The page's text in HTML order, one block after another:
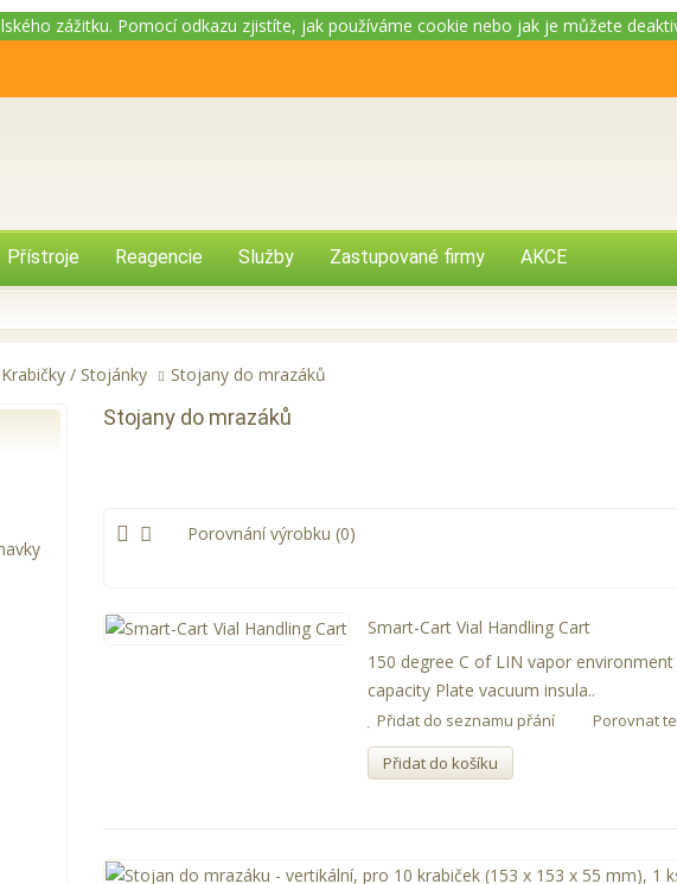
zážitku. Pomocí odkazu zjistíte, jak používáme cookie nebo jak je můžete
Přístroje Reagencie Služby Zastupované firmy AKCE
Krabičky / Stojánky Stojany do mrazáků
Stojany do mrazáků
Porovnání výrobku (0)
Smart-Cart Vial Handling Cart
150 degree C of LIN vapor
capacity Plate vacuum insula..
Přidat do seznamu přání
Porovnat
Přidat do košíku